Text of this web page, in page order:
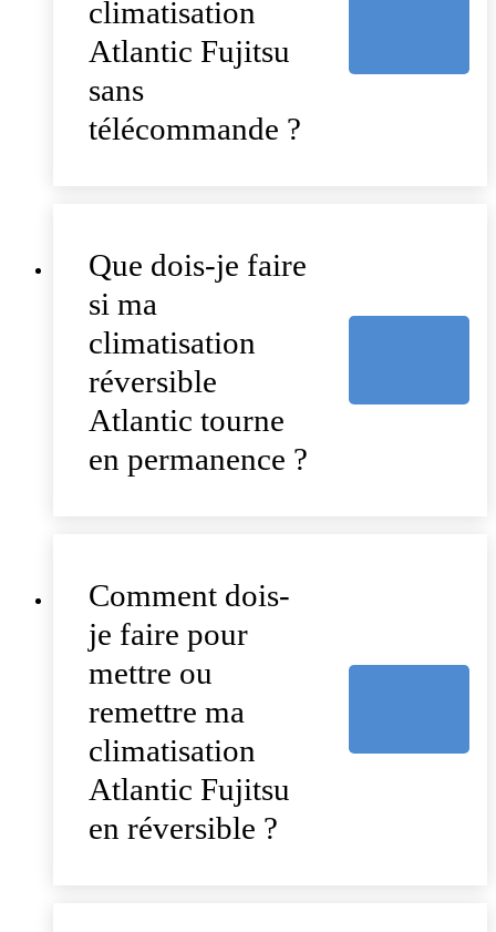
climatisation
Atlantic Fujitsu
sans
télécommande ?
Que dois-je faire
si ma
climatisation
réversible
Atlantic tourne
en permanence ?
Comment dois-
je faire pour
mettre ou
remettre ma
climatisation
Atlantic Fujitsu
en réversible ?